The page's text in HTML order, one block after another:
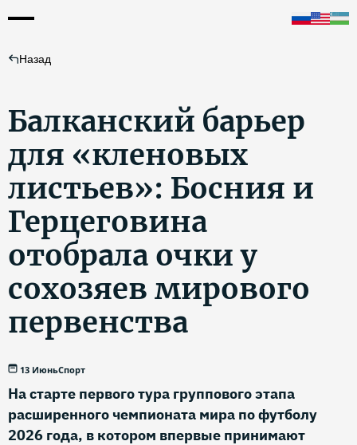
Назад
Балканский барьер
для «кленовых
листьев»: Босния и
Герцеговина
отобрала очки у
сохозяев мирового
первенства
13 ИюньСпорт
На старте первого тура группового этапа
расширенного чемпионата мира по футболу
2026 года, в котором впервые принимают